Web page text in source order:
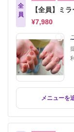
全
員
【全員】ミ
¥7,980
メニューを